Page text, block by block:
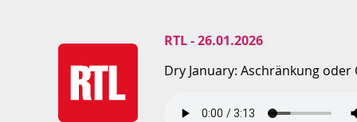
RTL - 26.01.2026
Dry January: Aschränkung oder